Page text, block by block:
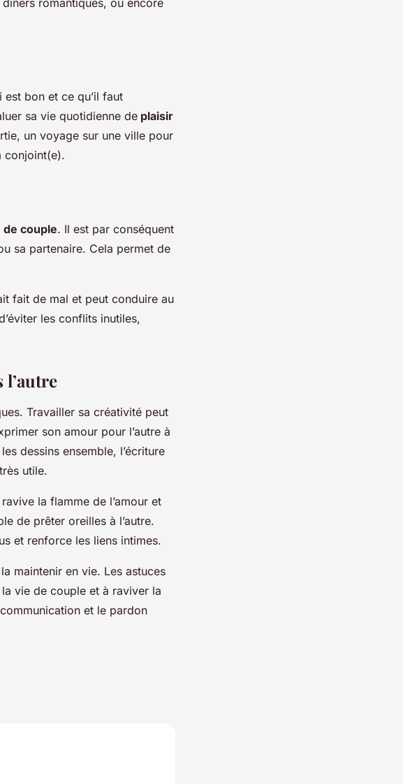
romantiques, ou encore
bon et ce qu’il faut
sa vie quotidienne de plaisir
un voyage sur une ville pour
conjoint(e).
de couple. Il est par conséquent
sa partenaire. Cela permet de
fait de mal et peut conduire au
les conflits inutiles,
Travailler sa créativité peut
son amour pour l’autre à
dessins ensemble, l’écriture
utile.
ravive la flamme de l’amour et
de prêter oreilles à l’autre.
et renforce les liens intimes.
maintenir en vie. Les astuces
vie de couple et à raviver la
et le pardon